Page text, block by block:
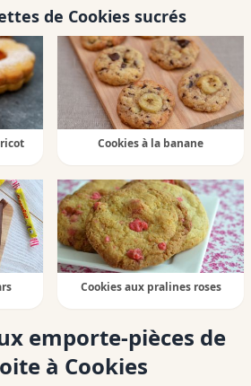
de Cookies sucrés
Cookies à la banane
Cookies aux pralines roses
emporte-pièces de
à Cookies